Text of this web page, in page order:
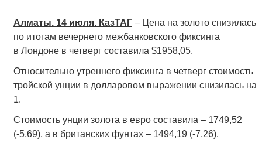
Алматы. 14 июля. КазТАГ – Цена на золото снизилась
по итогам вечернего межбанковского фиксинга
в Лондоне в четверг составила $1958,05.
Относительно утреннего фиксинга в четверг стоимость
тройской унции в долларовом выражении снизилась на
1.
Стоимость унции золота в евро составила – 1749,52
(-5,69), а в британских фунтах – 1494,19 (-7,26).